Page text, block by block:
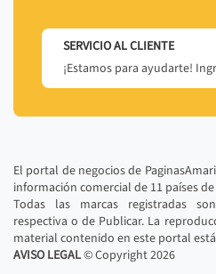
SERVICIO AL CLIENTE
¡Estamos para ayudarte!
El portal de negocios de
información comercial de 11 países
Todas las marcas registradas
respectiva o de Publicar. La
material contenido en este portal
AVISO LEGAL© Copyright2026